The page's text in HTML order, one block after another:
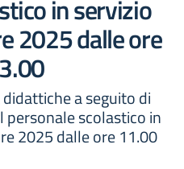
in servizio
2025 dalle ore
a seguito di
personale scolastico in
2025 dalle ore 11.00